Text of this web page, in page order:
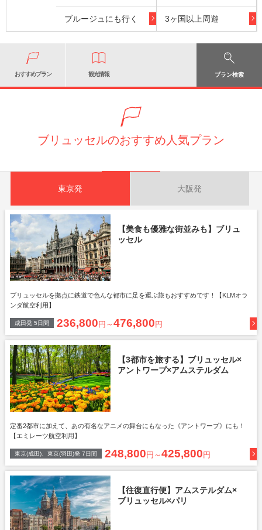
ブルージュにも行く 3ヶ国以上周遊
おすすめプラン 観光情報 プラン検索
ブリュッセルのおすすめ人気プラン
東京発 大阪発
【美食も優雅な街並みも】ブリュ
ッセル
ブリュッセルを拠点に鉄道で色んな都市に足を運ぶ旅もおすすめです！【KLMオラ
ンダ航空利用】
成田発 5日間 236,800 円～ 476,800 円
【3都市を旅する】ブリュッセル×
アントワープ×アムステルダム
定番2都市に加えて、あの有名なアニメの舞台にもなった《アントワープ》にも！
【エミレーツ航空利用】
東京(成田)、東京(羽田)発 7 日間 248,800 円～ 425,800 円
【往復直行便】アムステルダム×
ブリュッセル×パリ